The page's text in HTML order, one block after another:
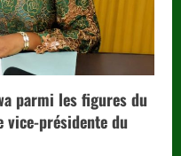
parmi les figures du
vice-présidente du